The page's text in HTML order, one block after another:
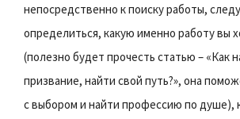
непосредственно к поиску работы,
определиться, какую именно работу вы
(полезно будет прочесть статью – «Как
призвание, найти свой путь?», она
с выбором и найти профессию по душе),